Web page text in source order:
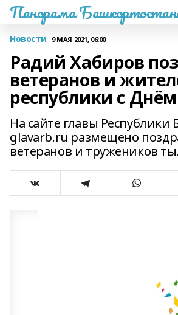
Панорама
Новости 9 МАЯ 2021, 06:00
Радий Хабиров
ветеранов и
республики с
На сайте главы Республики
glavarb.ru размещено
ветеранов и тружеников